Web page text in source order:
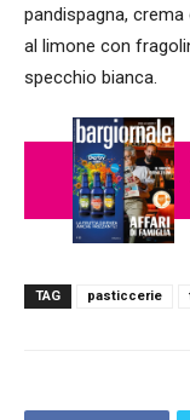
pandispagna,
al limone con
specchio bianca.
TAG pasticcerie